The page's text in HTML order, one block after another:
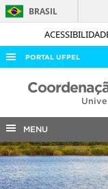
BRASIL
PORTAL UFPEL
ACESSO À
COBALTO
CONCURSOS
EDITAIS
MENU